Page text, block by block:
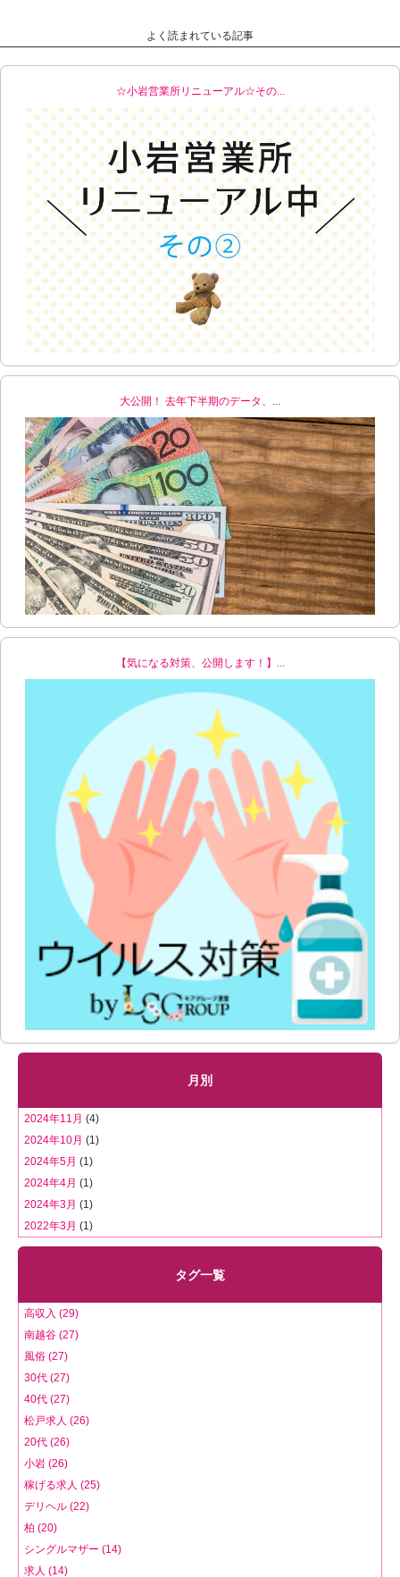
よく読まれている記事
☆小岩営業所リニューアル☆その...
大公開！ 去年下半期のデータ、...
【気になる対策、公開します！】...
月別
2024年11月 (4)
2024年10月 (1)
2024年5月 (1)
2024年4月 (1)
2024年3月 (1)
2022年3月 (1)
タグ一覧
高収入 (29)
南越谷 (27)
風俗 (27)
30代 (27)
40代 (27)
松戸求人 (26)
20代 (26)
小岩 (26)
稼げる求人 (25)
デリヘル (22)
柏 (20)
シングルマザー (14)
求人 (14)